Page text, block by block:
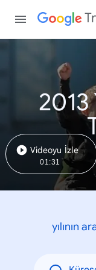
2013
Videoyu İzle
01:31
yılının